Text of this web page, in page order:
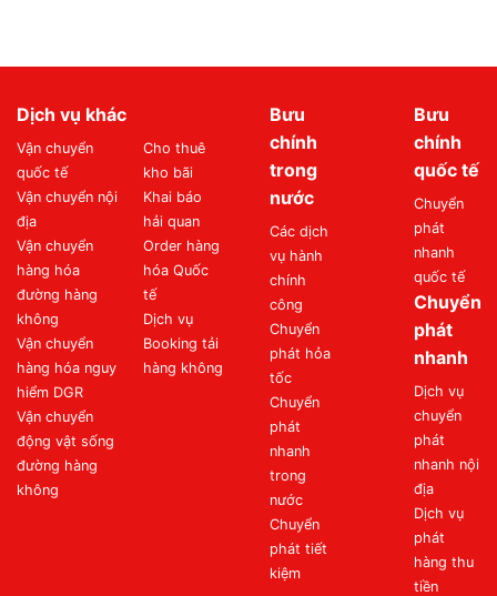
Dịch vụ khác
Vận chuyển
quốc tế
Vận chuyển nội
địa
Vận chuyển
hàng hóa
đường hàng
không
Vận chuyển
hàng hóa nguy
hiểm DGR
Vận chuyển
động vật sống
đường hàng
không
Cho thuê
kho bãi
Khai báo
hải quan
Order hàng
hóa Quốc
tế
Dịch vụ
Booking tải
hàng không
Bưu
chính
trong
nước
Các dịch
vụ hành
chính
công
Chuyển
phát hỏa
tốc
Chuyển
phát
nhanh
trong
nước
Chuyển
phát tiết
kiệm
Bưu
chính
quốc tế
Chuyển
phát
nhanh
quốc tế
Chuyển
phát
nhanh
Dịch vụ
chuyển
phát
nhanh nội
địa
Dịch vụ
phát
hàng thu
tiền